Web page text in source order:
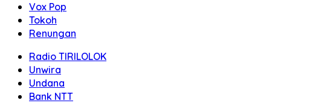
Vox Pop
Tokoh
Renungan
Radio TIRILOLOK
Unwira
Undana
Bank NTT